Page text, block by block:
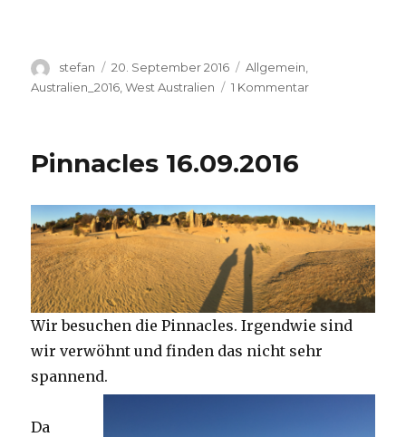
Autor
stefan
Veröffentlicht
am
20. September 2016 Kategorien
Allgemein,
Australien_2016 ,West Australien 1 Kommentarzu
Pinnacles 16.09.2016
Wir besuchen die Pinnacles. Irgendwie sind
wir verwöhnt und finden das nicht sehr
spannend.
Da